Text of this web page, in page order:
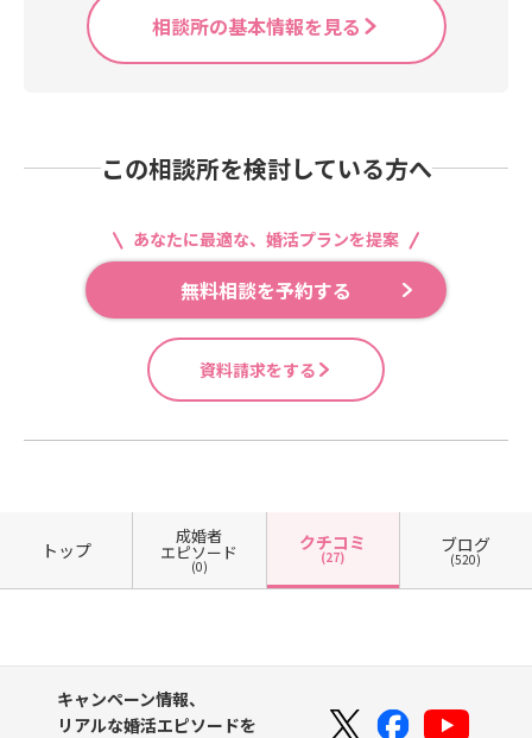
相談所の基本情報を見る
この相談所を検討している方へ
あなたに最適な、婚活プランを提案
無料相談を予約する
資料請求をする
トップ
成婚者
エピソード
(0)
クチコミ
(27)
ブログ
(520)
キャンペーン情報、
リアルな婚活エピソードを